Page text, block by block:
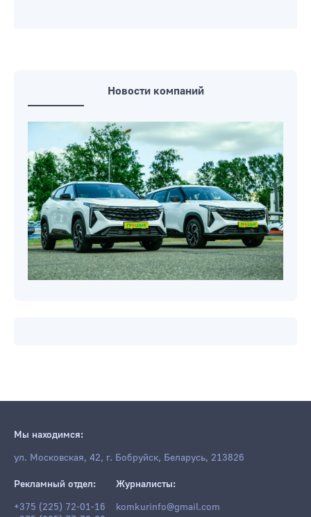
Новости компаний
Мы находимся:
ул. Московская, 42, г. Бобруйск, Беларусь, 213826
Рекламный отдел:
+375 (225) 72-01-16
Журналисты:
komkurinfo@gmail.com